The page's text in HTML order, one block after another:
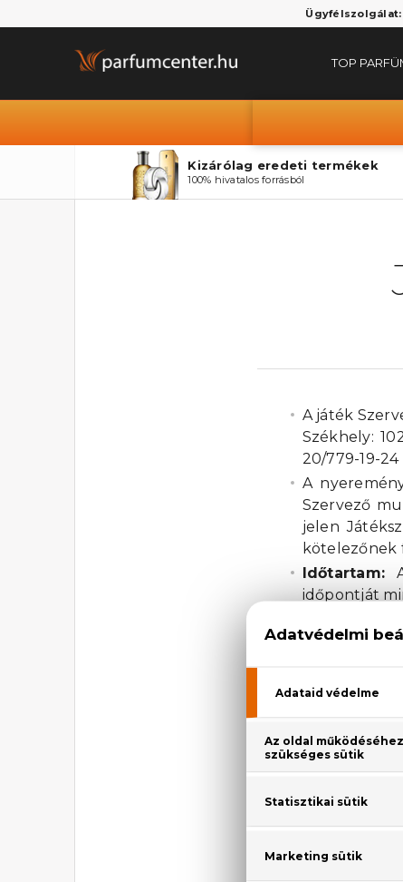
Ügyfélszolgálat:
TOP
Kizárólag eredeti termékek
100% hivatalos forrásból
A játék
Székhely:
20/779-19-
A
Szervező
jelen
kötelezőnek
Időtartam:
időpontját
a
nyeremény
feltünteti a
A sorsolás:
sorsoló
Nyertes
mailben
meg, úgy